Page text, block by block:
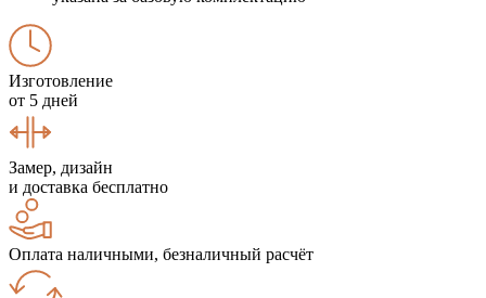
Изготовление
от 5 дней
Замер, дизайн
и доставка бесплатно
Оплата наличными, безналичный расчёт